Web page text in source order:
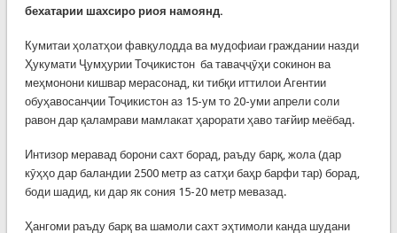
бехатарии шахсиро риоя намоянд.
Кумитаи ҳолатҳои фавқулодда ва мудофиаи граждании назди
Ҳукумати Ҷумҳурии Тоҷикистон ба таваҷҷӯҳи сокинон ва
меҳмонони кишвар мерасонад, ки тибқи иттилои Агентии
обуҳавосанҷии Тоҷикистон аз 15-ум то 20-уми апрели соли
равон дар қаламрави мамлакат ҳарорати ҳаво тағйир меёбад.
Интизор меравад борони сахт борад, раъду барқ, жола (дар
кӯҳҳо дар баландии 2500 метр аз сатҳи баҳр барфи тар) борад,
боди шадид, ки дар як сония 15-20 метр мевазад.
Ҳангоми раъду барқ ва шамоли сахт эҳтимоли канда шудани